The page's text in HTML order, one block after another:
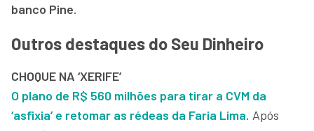
banco Pine.
Outros destaques do Seu Dinheiro
CHOQUE NA ‘XERIFE’
O plano de R$ 560 milhões para tirar a CVM da
‘asfixia’ e retomar as rédeas da Faria Lima. Após